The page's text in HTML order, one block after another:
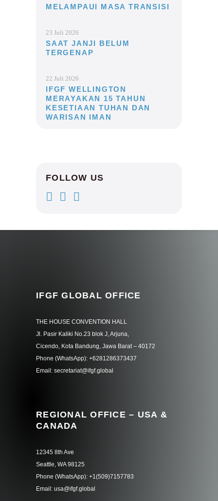
MELAMPAUI MASA TRANSISI
23 Juli 2026
SAAT JANJI BELUM
TERGENAP
22 Juli 2026
IFGF WELLINGTON
MERAYAKAN 15 TAHUN
KESETIAAN TUHAN DAN
WARISAN IMAN
FOLLOW US
IFGF GLOBAL OFFICE
THE HOUSE CONVENTION HALL
Jl. Pasir Kaliki No.23 blok J, Arjuna,
Cicendo, Kota Bandung, Jawa Barat – 40172
Phone (WhatsApp): +6281286373437
Email: secretariat@ifgf.global
REGIONAL OFFICE – USA &
CANADA
12345 8th Ave
Seattle, WA 98125
Phone (WhatsApp): +1(509)7157783
Email: usa@ifgf.global